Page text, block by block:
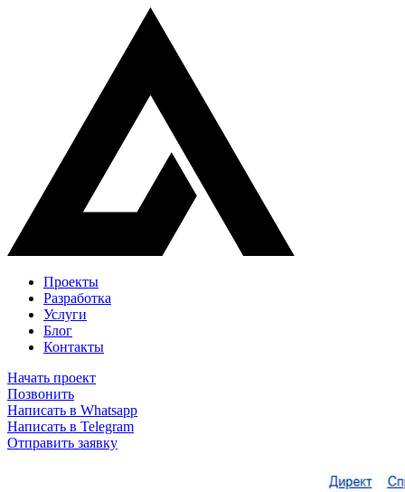
Проекты
Разработка
Услуги
Блог
Контакты
Начать проект
Позвонить
Написать в Whatsapp
Написать в Telegram
Отправить заявку